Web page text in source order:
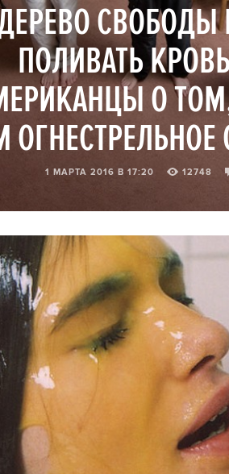
ПОЛИВАТЬ
О
1 МАРТА 2016 В 17:20 12748